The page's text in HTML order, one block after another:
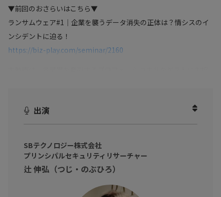
▼前回のおさらいはこちら▼
ランサムウェア#1｜企業を襲うデータ消失の正体は？情シスのイ
ンシデントに迫る！
https://biz-play.com/seminar/2160
を進める中で課題や対策を考えていくシリーズ番組です。
いったいなぜ、あのような事態が起きたのか、どうすれば防げた
のか…？
出演
SBテクノロジー株式会社
プリンシパルセキュリティリサーチャー
辻 伸弘（つじ・のぶひろ）